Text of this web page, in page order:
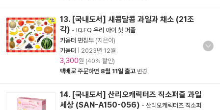
13. [국내도서] 새콤달콤 과일과 채소 (21조
각) - IQ.EQ 우리 아이 첫 퍼즐
키움터 편집부 (지은이)
키움터
2023년 12월
3,300원 (40% 할인)
택배로 주문하면 8월 11일 출고 변경
14. [국내도서] 산리오캐릭터즈 직소퍼즐 과일
세상 (SAN-A150-056) - 산리오캐릭터즈 직소퍼